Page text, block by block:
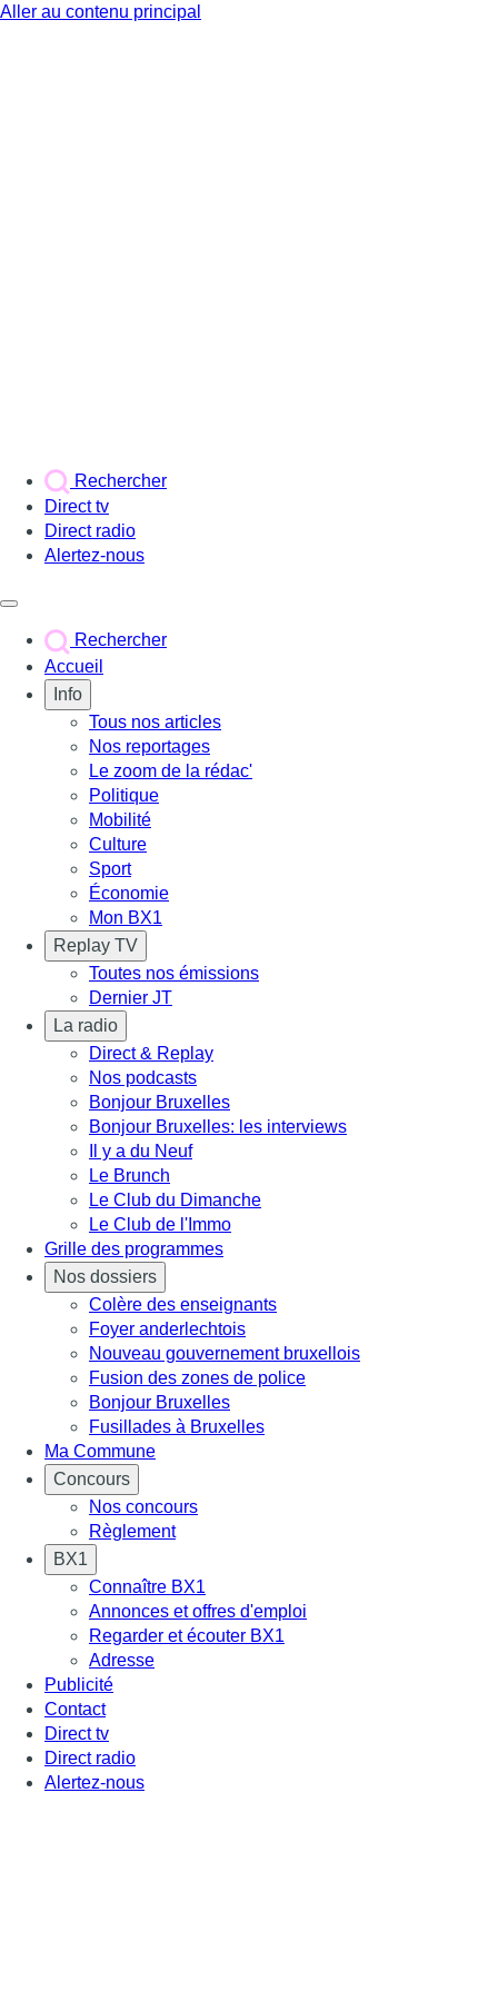
Aller au contenu principal
Rechercher
Direct tv
Direct radio
Alertez-nous
Rechercher
Accueil
Info
Tous nos articles
Nos reportages
Le zoom de la rédac'
Politique
Mobilité
Culture
Sport
Économie
Mon BX1
Replay TV
Toutes nos émissions
Dernier JT
La radio
Direct & Replay
Nos podcasts
Bonjour Bruxelles
Bonjour Bruxelles: les interviews
Il y a du Neuf
Le Brunch
Le Club du Dimanche
Le Club de l'Immo
Grille des programmes
Nos dossiers
Colère des enseignants
Foyer anderlechtois
Nouveau gouvernement bruxellois
Fusion des zones de police
Bonjour Bruxelles
Fusillades à Bruxelles
Ma Commune
Concours
Nos concours
Règlement
BX1
Connaître BX1
Annonces et offres d'emploi
Regarder et écouter BX1
Adresse
Publicité
Contact
Direct tv
Direct radio
Alertez-nous